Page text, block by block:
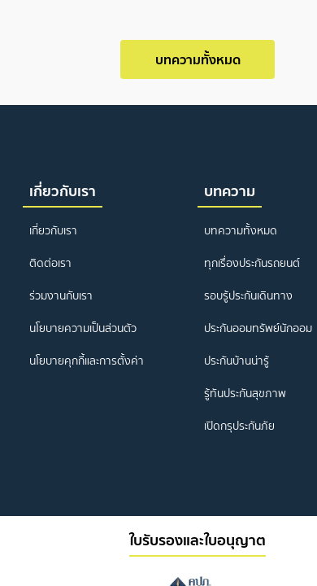
บทความทั้งหมด
เกี่ยวกับเรา
เกี่ยวกับเรา
ติดต่อเรา
ร่วมงานกับเรา
นโยบายความเป็นส่วนตัว
นโยบายคุกกี้และการตั้งค่า
บทความ
บทความทั้งหมด
ทุกเรื่องประกันรถยนต์
รอบรู้ประกันเดินทาง
ประกันออมทรัพย์นักออม
ประกันบ้านน่ารู้
รู้ทันประกันสุขภาพ
เปิดกรุประกันภัย
ใบรับรองและใบอนุญาต